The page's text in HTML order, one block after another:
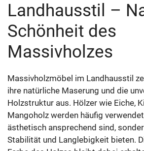
Landhausstil –
Schönheit des
Massivholzes
Massivholzmöbel im Landhausstil
ihre natürliche Maserung und die
Holzstruktur aus. Hölzer wie Eiche,
Mangoholz werden häufig
ästhetisch ansprechend sind,
Stabilität und Langlebigkeit bieten.